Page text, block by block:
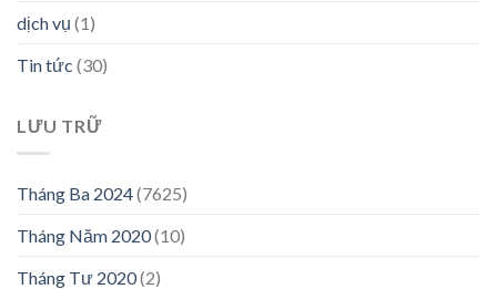
dịch vụ (1)
Tin tức (30)
LƯU TRỮ
Tháng Ba 2024(7625)
Tháng Năm 2020(10)
Tháng Tư 2020(2)